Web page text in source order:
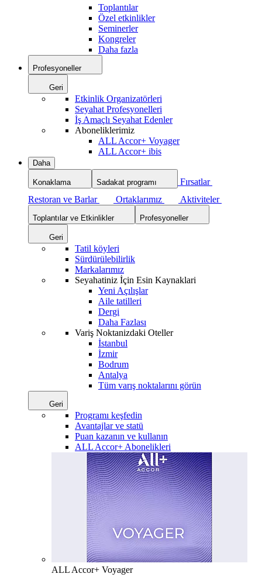
Toplantılar
Özel etkinlikler
Seminerler
Kongreler
Daha fazla
Profesyoneller
Geri
Etkinlik Organizatörleri
Seyahat Profesyonelleri
İş Amaçlı Seyahat Edenler
Aboneliklerimiz
ALL Accor+ Voyager
ALL Accor+ ibis
Daha
Konaklama Sadakat programı
Fırsatlar
Restoran ve Barlar
Ortaklarımız Aktiviteler
Toplantılar ve Etkinlikler Profesyoneller
Geri
Tatil köyleri
Sürdürülebilirlik
Markalarımız
Seyahatiniz İçin Esin Kaynaklari
Yeni Açılışlar
Aile tatilleri
Dergi
Daha Fazlası
Variş Noktanizdaki Oteller
İstanbul
İzmir
Bodrum
Antalya
Tüm varış noktalarını görün
Geri
Programı keşfedin
Avantajlar ve statü
Puan kazanın ve kullanın
ALL Accor+ Abonelikleri
ALL Accor+ Voyager